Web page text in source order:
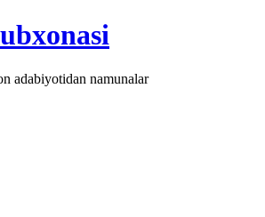
adabiyotidan namunalar